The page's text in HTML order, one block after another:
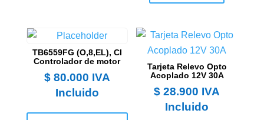
TB6559FG (O,8,EL), CI
Controlador de motor
$80.000 IVA
Incluido
Tarjeta Relevo Opto
Acoplado 12V 30A
$ 28.900 IVA
Incluido